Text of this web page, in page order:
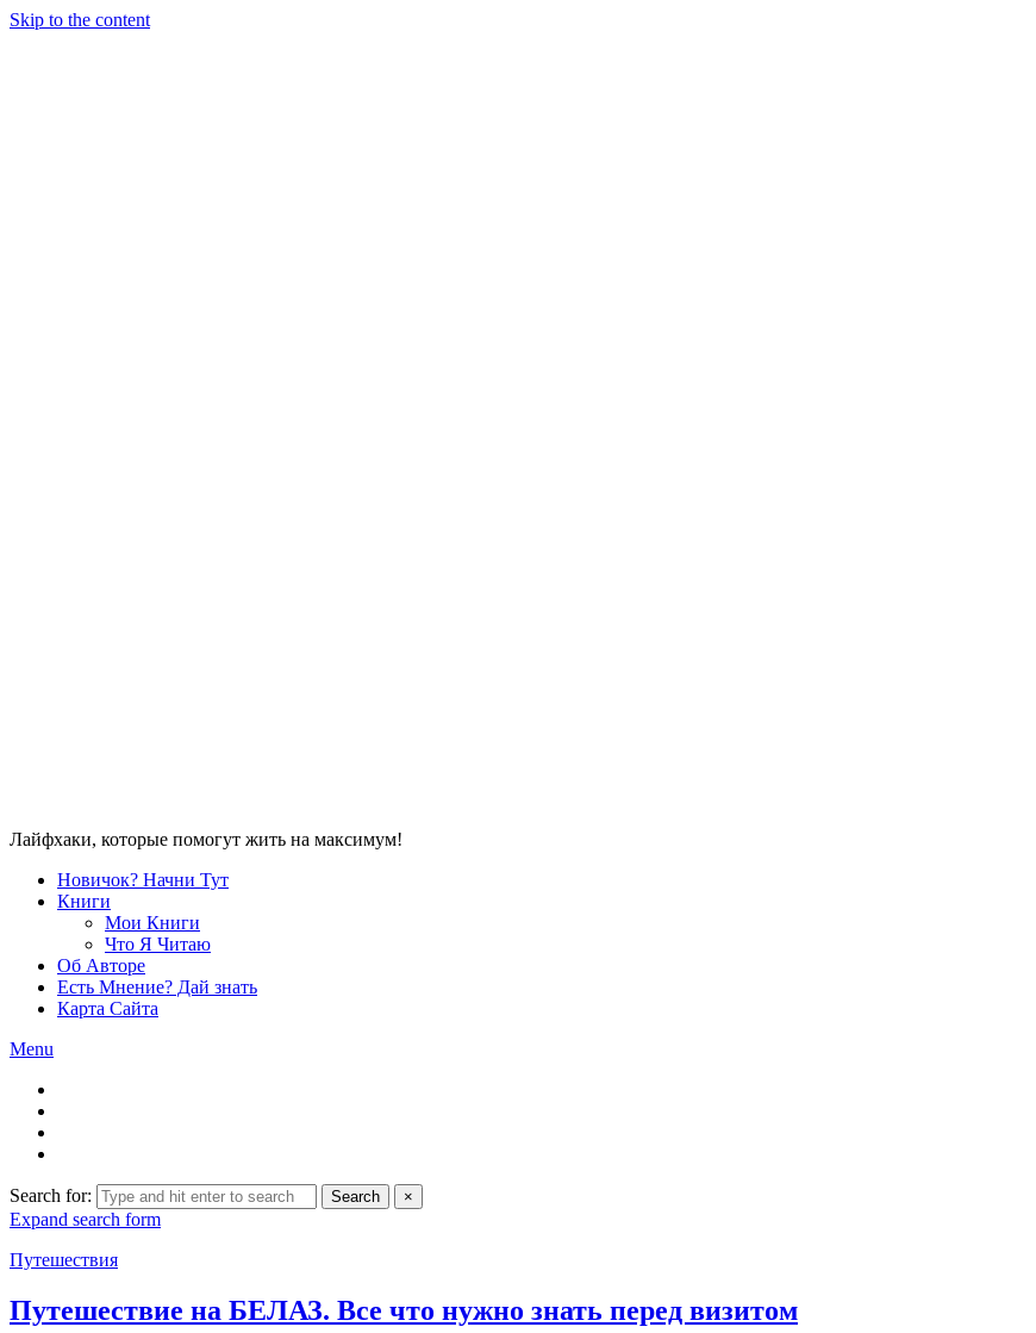
Skip to the content
Лайфхаки, которые помогут жить на максимум!
Новичок? Начни Тут
Книги
Мои Книги
Что Я Читаю
Об Авторе
Есть Мнение? Дай знать
Карта Сайта
Menu
Search for: Search ×
Expand search form
Путешествия
Путешествие на БЕЛАЗ. Все что нужно знать перед визитом